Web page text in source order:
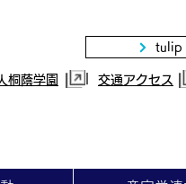
tulip
桐蔭学園 交通アクセス